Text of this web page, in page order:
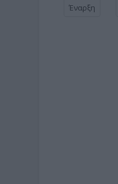
Έναρξη